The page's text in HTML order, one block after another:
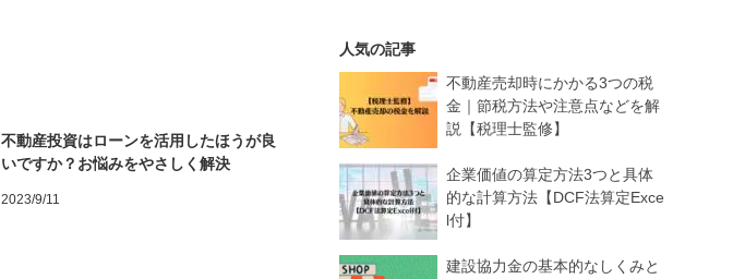
不動産投資はローンを活用したほうが良
いですか？お悩みをやさしく解決
2023/9/11
不動産売却時にかかる3つの税
金｜節税方法や注意点などを解
説【税理士監修】
企業価値の算定方法3つと具体
的な計算方法【DCF法算定Exce
l付】
建設協力金の基本的なしくみと
人気の記事